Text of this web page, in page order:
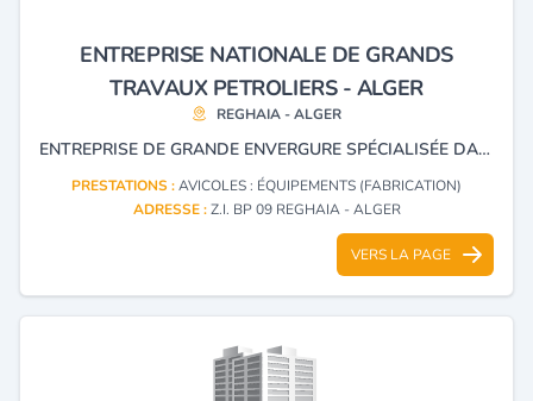
ENTREPRISE NATIONALE DE GRANDS
TRAVAUX PETROLIERS - ALGER
REGHAIA - ALGER
ENTREPRISE DE GRANDE ENVERGURE SPÉCIALISÉE DANS LA CONSTRUCTION, EN TOUS CORPS DE MÉTIERS, DE GRANDS ENSEMBLES INDUSTRIELS ET DE CANALISATIONS DANS DIFFÉRENTS DOMAINES PRINCIPALEMENT LES HYDROCARBURES ET L’ ÉNERGIE.
PRESTATIONS :AVICOLES : ÉQUIPEMENTS (FABRICATION)
ADRESSE :Z.I. BP 09 REGHAIA - ALGER
VERS LA PAGE